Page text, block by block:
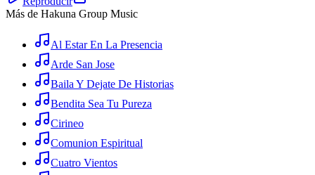
Más de Hakuna Group Music
Al Estar En La Presencia
Arde San Jose
Baila Y Dejate De Historias
Bendita Sea Tu Pureza
Cirineo
Comunion Espiritual
Cuatro Vientos